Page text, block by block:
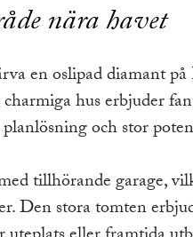
nära havet
en oslipad diamant
hus erbjuder
och stor
tillhörande garage,
Den stora tomten